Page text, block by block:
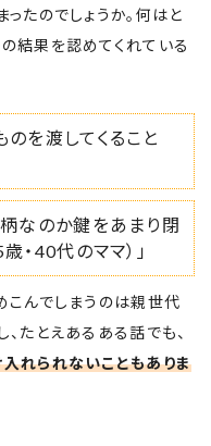
たのでしょうか。何はと
結果を認めてくれている
を渡してくること
柄なのか鍵をあまり閉
・40代のママ）」
こんでしまうのは親世代
たとえあるある話でも、
れられないこともありま